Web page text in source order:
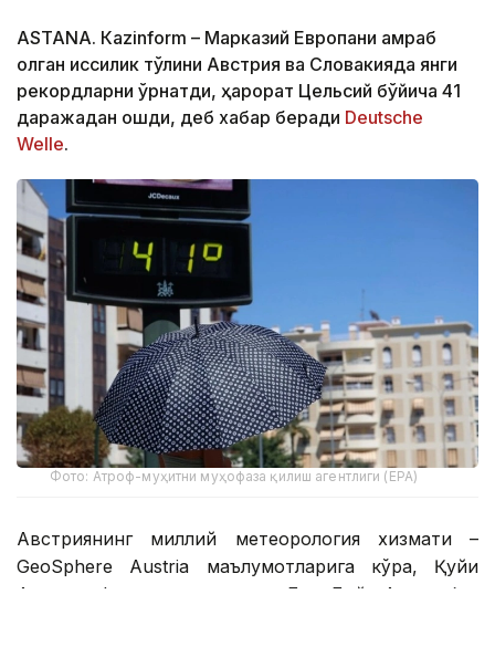
ASTANА. Кazinform – Марказий Европани қамраб
олган иссиқлик тўлқини Австрия ва Словакияда янги
рекордларни ўрнатди, ҳарорат Цельсий бўйича 41
даражадан ошди, деб хабар беради Deutsche
Welle.
Фото: Атроф-муҳитни муҳофаза қилиш агентлиги (EPA)
Австриянинг миллий метеорология хизмати –
GeoSphere Austria маълумотларига кўра, Қуйи
Австрия федерал штатидаги Бад-Дойч-Альтенбур